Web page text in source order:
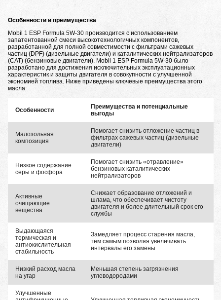
Особенности и преимущества
Mobil 1 ESP Formula 5W-30 производится с использованием
запатентованной смеси высокотехнологичных компонентов,
разработанной для полной совместимости с фильтрами сажевых
частиц (DPF) (дизельные двигатели) и каталитических нейтрализаторов
(CAT) (бензиновые двигатели). Mobil 1 ESP Formula 5W-30 было
разработано для достижения исключительных эксплуатационных
характеристик и защиты двигателя в совокупности с улучшенной
экономией топлива. Ниже приведены ключевые преимущества этого
масла:
Особенности
Преимущества и потенциальные
выгоды
Малозольная
композиция
Помогает снизить отложение частиц в
фильтрах сажевых частиц (дизельные
двигатели)
Низкое содержание
серы и фосфора
Помогает снизить «отравление»
бензиновых каталитических
нейтрализаторов
Активные
очищающие
вещества
Снижает образование отложений и
шлама, что обеспечивает чистоту
двигателя и более длительный срок его
службы
Выдающаяся
термическая и
антиокислительная
стабильность
Замедляет процесс старения масла,
тем самым позволяя увеличивать
интервалы его замены
Низкий расход масла
на угар
Меньшая степень загрязнения
углеводородами
Улучшенные